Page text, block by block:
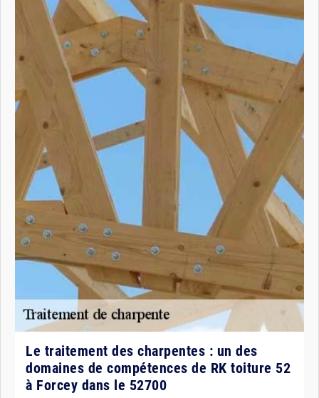
Le traitement des charpentes : un des
domaines de compétences de RK toiture 52
à Forcey dans le 52700